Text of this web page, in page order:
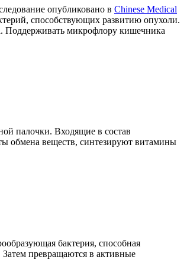
опубликовано в Chinese Medical
способствующих развитию опухоли.
Поддерживать микрофлору кишечника
палочки. Входящие в состав
обмена веществ, синтезируют витамины
бактерия, способная
превращаются в активные